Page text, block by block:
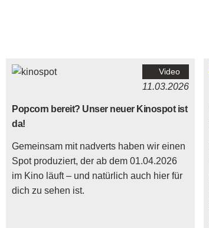
Video
11.03.2026
Popcorn bereit? Unser neuer Kinospot ist
da!
Gemeinsam mit nadverts haben wir einen
Spot produziert, der ab dem 01.04.2026
im Kino läuft – und natürlich auch hier für
dich zu sehen ist.